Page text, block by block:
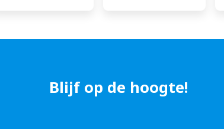
Blijf op de hoogte!